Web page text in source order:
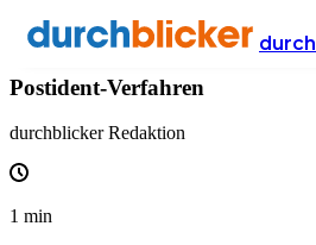
Wissen Finanzen
Postident-Verfahren
durchblicker Redaktion
1 min